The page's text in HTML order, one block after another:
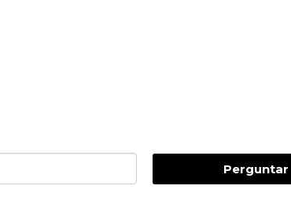
Perguntar